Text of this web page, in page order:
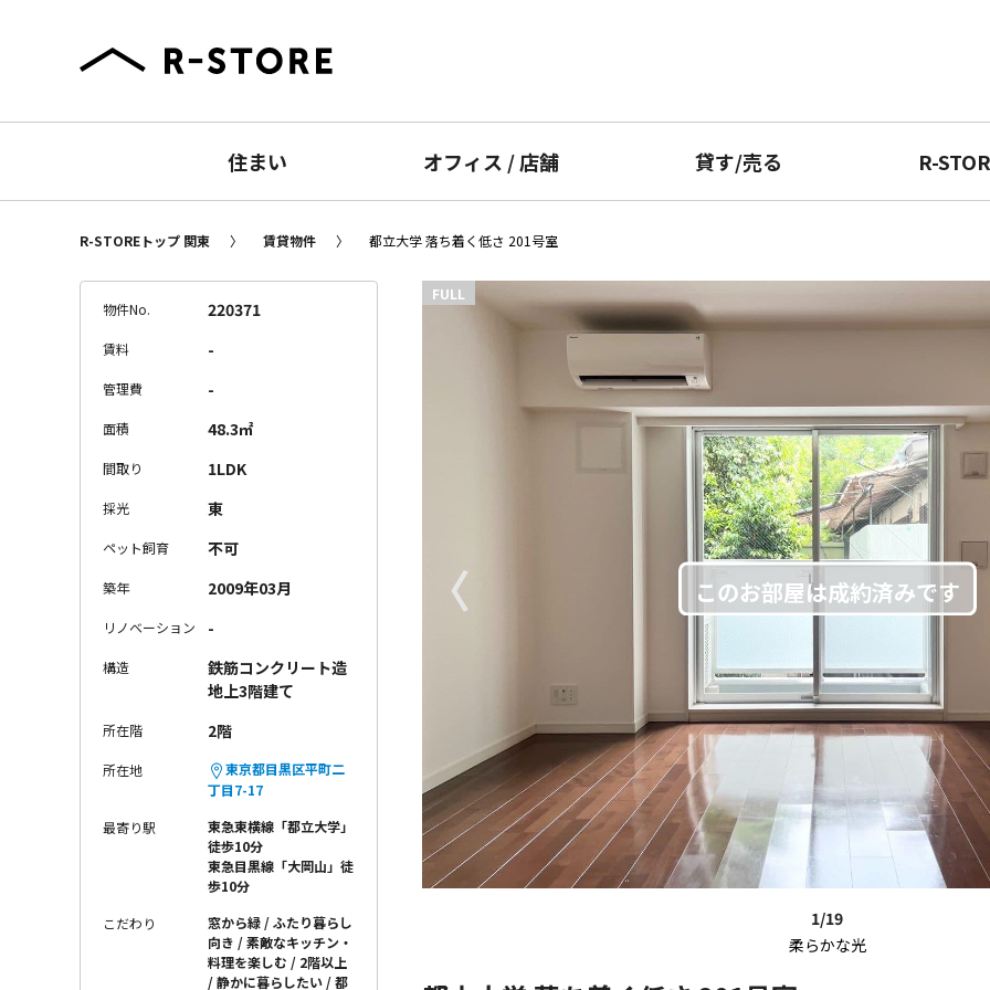
住まい オフィス /店舗 貸す/売る R-
R-STOREトップ 関東 賃貸物件 都立大学 落ち着く低さ 201号室
1/19
柔らかな光
〈
FULL
物件No. 220371
賃料 -
管理費 -
面積 48.3㎡
間取り 1LDK
採光 東
ペット飼育 不可
築年 2009年03月
リノベーション -
構造
鉄筋コンクリート造
地上3階建て
所在階 2階
所在地
東京都目黒区平町二
丁目7-17
最寄り駅
東急東横線「都立大学」
徒歩10分
東急目黒線「大岡山」徒
歩10分
こだわり 窓から緑
ふたり暮らし
向き
素敵なキッチン・
料理を楽しむ
2階以上
静かに暮らしたい
都